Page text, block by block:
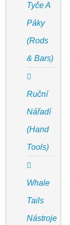
Tyče A
Páky
(Rods
& Bars)
Ruční
Nářadí
(Hand
Tools)
Whale
Tails
Nástroje